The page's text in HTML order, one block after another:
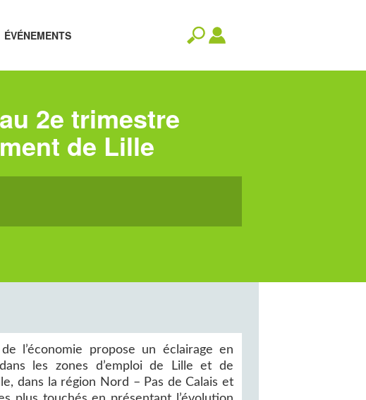
ÉVÉNEMENTS
2e trimestre
de Lille
l’économie propose un éclairage en
les zones d’emploi de Lille et de
dans la région Nord – Pas de Calais et